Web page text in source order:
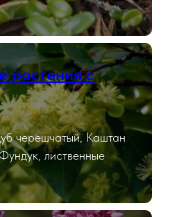
растения с
черешчатый, Каштан
лиственные